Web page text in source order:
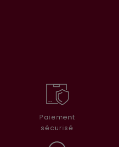
Paiement
sécurisé